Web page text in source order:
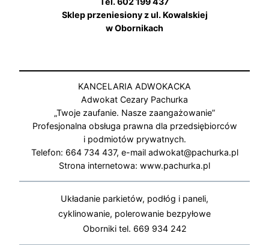
Sklep przeniesiony z ul. Kowalskiej
w Obornikach
KANCELARIA ADWOKACKA
Adwokat Cezary Pachurka
„Twoje zaufanie. Nasze zaangażowanie”
Profesjonalna obsługa prawna dla przedsiębiorców
i podmiotów prywatnych.
Telefon: 664 734 437, e-mail adwokat@pachurka.pl
Strona internetowa: www.pachurka.pl
Układanie parkietów, podłóg i paneli,
cyklinowanie, polerowanie bezpyłowe
Oborniki tel. 669 934 242